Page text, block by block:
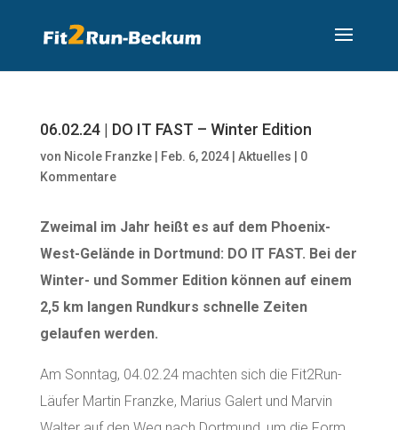
06.02.24 | DO IT FAST – Winter Edition
von Nicole Franzke| Feb. 6, 2024| Aktuelles
0
Kommentare
Zweimal im Jahr heißt es auf dem Phoenix-
West-Gelände in Dortmund: DO IT FAST. Bei der
Winter- und Sommer Edition können auf einem
2,5 km langen Rundkurs schnelle Zeiten
gelaufen werden.
Am Sonntag, 04.02.24 machten sich die Fit2Run-
Läufer Martin Franzke, Marius Galert und Marvin